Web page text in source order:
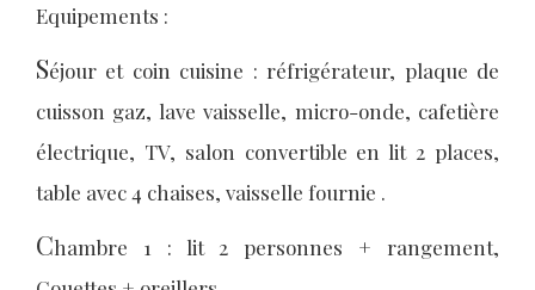
Equipements :
Séjour et coin cuisine : réfrigérateur, plaque de
cuisson gaz, lave vaisselle, micro-onde, cafetière
électrique, TV, salon convertible en lit 2 places,
table avec 4 chaises, vaisselle fournie .
Chambre 1 : lit 2 personnes + rangement,